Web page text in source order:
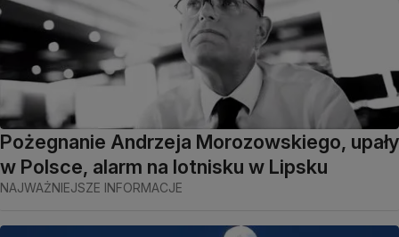
Pożegnanie Andrzeja Morozowskiego, upały
w Polsce, alarm na lotnisku w Lipsku
NAJWAŻNIEJSZE INFORMACJE